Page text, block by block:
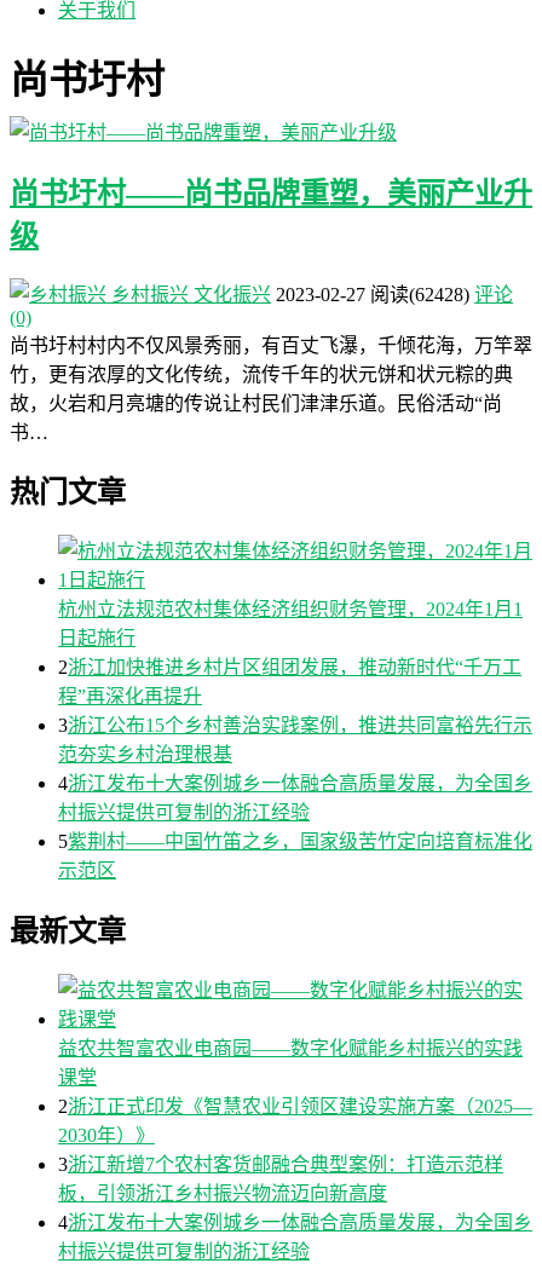
关于我们
尚书圩村
尚书圩村——尚书品牌重塑，美丽产业升
级
乡村振兴 文化振兴 2023-02-27 阅读(62428) 评论
(0)
尚书圩村村内不仅风景秀丽，有百丈飞瀑，千倾花海，万竿翠
竹，更有浓厚的文化传统，流传千年的状元饼和状元粽的典
故，火岩和月亮塘的传说让村民们津津乐道。民俗活动“尚
书…
热门文章
杭州立法规范农村集体经济组织财务管理，2024年1月1
日起施行
2浙江加快推进乡村片区组团发展，推动新时代“千万工
程”再深化再提升
3浙江公布15个乡村善治实践案例，推进共同富裕先行示
范夯实乡村治理根基
4浙江发布十大案例城乡一体融合高质量发展，为全国乡
村振兴提供可复制的浙江经验
5紫荆村——中国竹笛之乡，国家级苦竹定向培育标准化
示范区
最新文章
益农共智富农业电商园——数字化赋能乡村振兴的实践
课堂
2浙江正式印发《智慧农业引领区建设实施方案（2025—
2030年）》
3浙江新增7个农村客货邮融合典型案例：打造示范样
板，引领浙江乡村振兴物流迈向新高度
4浙江发布十大案例城乡一体融合高质量发展，为全国乡
村振兴提供可复制的浙江经验